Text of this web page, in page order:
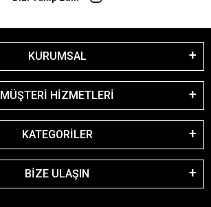
KURUMSAL
MÜŞTERİ HİZMETLERİ
KATEGORİLER
BİZE ULAŞIN